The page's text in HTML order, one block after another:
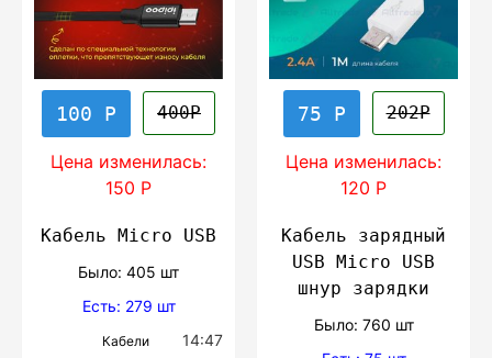
100 Р 400Р
Цена изменилась:
150 Р
Кабель Micro USB
Было: 405 шт
Есть: 279 шт
Кабели 14:47
75 Р 202Р
Цена изменилась:
120 Р
Кабель зарядный
USB Micro USB
шнур зарядки
Было: 760 шт